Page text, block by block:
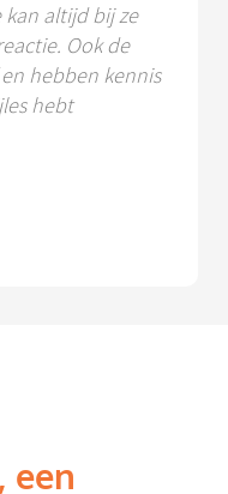
kan altijd bij ze
Ook de
hebben kennis
hebt
een